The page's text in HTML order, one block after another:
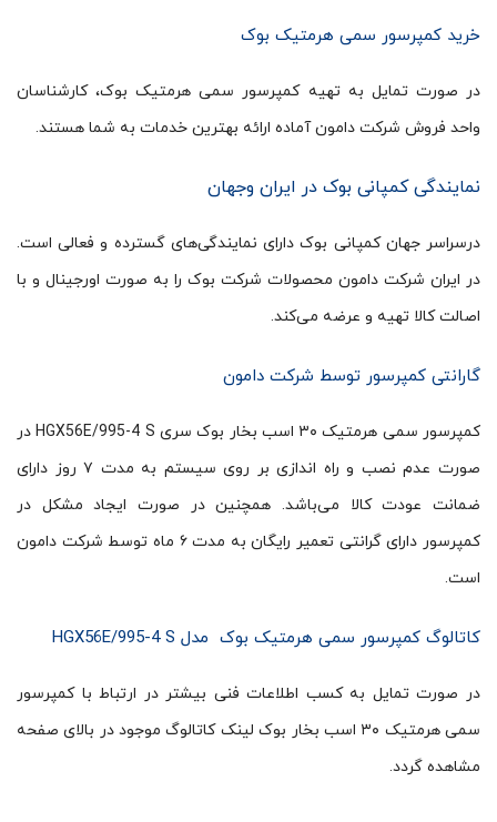
خرید کمپرسور سمی هرمتیک بوک
در صورت تمایل به تهیه کمپرسور سمی هرمتیک بوک، کارشناسان
واحد فروش شرکت دامون آماده ارائه بهترین خدمات به شما هستند.
نمایندگی کمپانی بوک در ایران وجهان
درسراسر جهان کمپانی بوک دارای نمایندگی‌های گسترده و فعالی است.
در ایران شرکت دامون محصولات شرکت بوک را به صورت اورجینال و با
اصالت کالا تهیه و عرضه می‌کند.
گارانتی کمپرسور توسط شرکت دامون
کمپرسور سمی هرمتیک ۳۰ اسب بخار بوک سری HGX56E/995-4 S در
صورت عدم نصب و راه اندازی بر روی سیستم به مدت ۷ روز دارای
ضمانت عودت کالا می‌باشد. همچنین در صورت ایجاد مشکل در
کمپرسور دارای گرانتی تعمیر رایگان به مدت ۶ ماه توسط شرکت دامون
است.
کاتالوگ کمپرسور سمی هرمتیک بوک مدل HGX56E/995-4 S
در صورت تمایل به کسب اطلاعات فنی بیشتر در ارتباط با کمپرسور
سمی هرمتیک ۳۰ اسب بخار بوک لینک کاتالوگ موجود در بالای صفحه
مشاهده گردد.